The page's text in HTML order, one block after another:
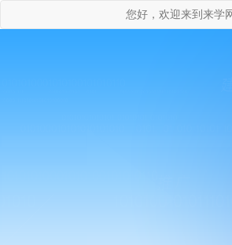
您好，欢迎来到来学